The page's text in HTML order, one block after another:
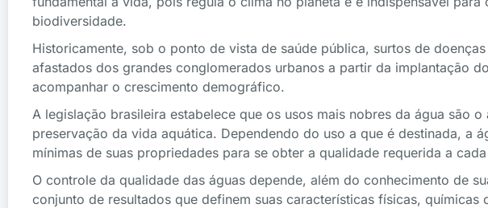
biodiversidade.
Historicamente, sob o ponto de vista de saúde pública, surtos de
afastados dos grandes conglomerados urbanos a partir da implantação
acompanhar o crescimento demográfico.
A legislação brasileira estabelece que os usos mais nobres da água são
preservação da vida aquática. Dependendo do uso a que é destinada, a
mínimas de suas propriedades para se obter a qualidade requerida a
O controle da qualidade das águas depende, além do conhecimento de
conjunto de resultados que definem suas características físicas, químicas